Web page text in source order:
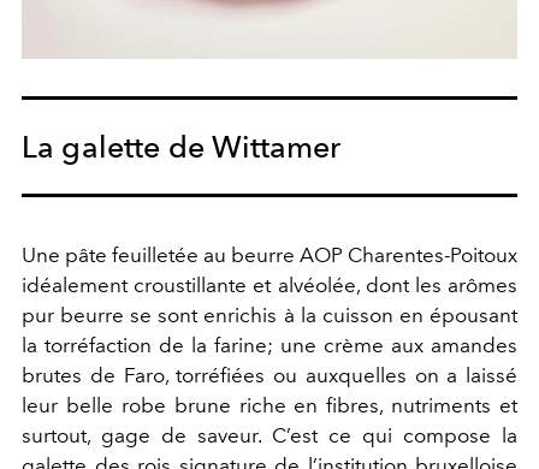
La galette de Wittamer
Une pâte feuilletée au beurre AOP Charentes-Poitoux
idéalement croustillante et alvéolée, dont les arômes
pur beurre se sont enrichis à la cuisson en épousant
la torréfaction de la farine; une crème aux amandes
brutes de Faro, torréfiées ou auxquelles on a laissé
leur belle robe brune riche en fibres, nutriments et
surtout, gage de saveur. C’est ce qui compose la